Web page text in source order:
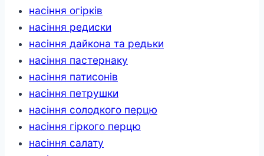
насіння огірків
насіння редиски
насіння дайкона та редьки
насіння пастернаку
насіння патисонів
насіння петрушки
насіння солодкого перцю
насіння гіркого перцю
насіння салату